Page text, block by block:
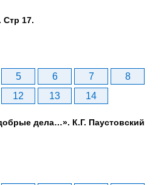
Стр 17.
5 6 7
8
12 13 14
дела…». К.Г. Паустовский